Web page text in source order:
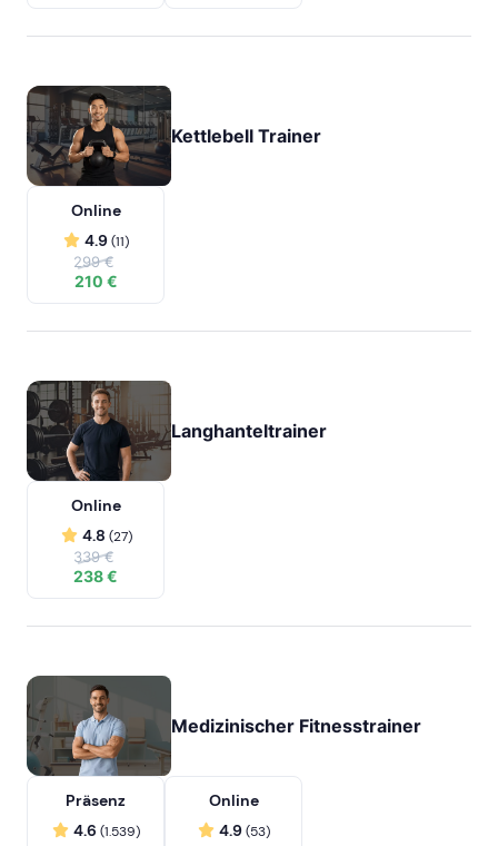
Kettlebell Trainer
Online
4.9(11)
299 €
210 €
Langhanteltrainer
Online
4.8 (27)
339 €
238 €
Medizinischer Fitnesstrainer
Präsenz
4.6 (1.539)
Online
4.9(53)